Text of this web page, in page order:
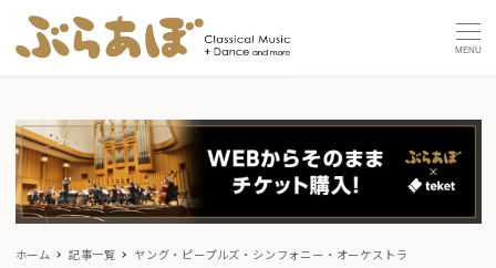
MENU
ホーム 記事一覧 ヤング・ピープルズ・シンフォニー・オーケストラ